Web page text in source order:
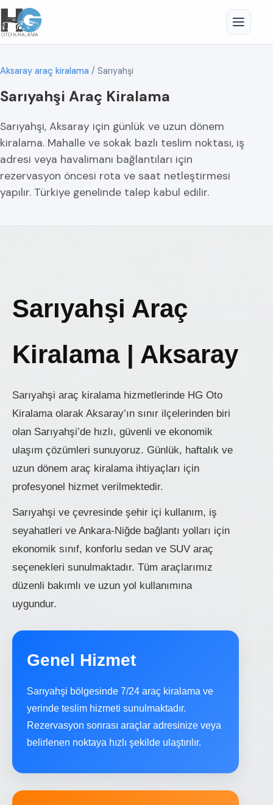
Aksaray araç kiralama / Sarıyahşi
Sarıyahşi Araç Kiralama
Sarıyahşi, Aksaray için günlük ve uzun dönem
kiralama. Mahalle ve sokak bazlı teslim noktası, iş
adresi veya havalimanı bağlantıları için
rezervasyon öncesi rota ve saat netleştirmesi
yapılır. Türkiye genelinde talep kabul edilir.
Sarıyahşi Araç
Kiralama | Aksaray
Sarıyahşi araç kiralama hizmetlerinde HG Oto
Kiralama olarak Aksaray’ın sınır ilçelerinden biri
olan Sarıyahşi’de hızlı, güvenli ve ekonomik
ulaşım çözümleri sunuyoruz. Günlük, haftalık ve
uzun dönem araç kiralama ihtiyaçları için
profesyonel hizmet verilmektedir.
Sarıyahşi ve çevresinde şehir içi kullanım, iş
seyahatleri ve Ankara-Niğde bağlantı yolları için
ekonomik sınıf, konforlu sedan ve SUV araç
seçenekleri sunulmaktadır. Tüm araçlarımız
düzenli bakımlı ve uzun yol kullanımına
uygundur.
Genel Hizmet
Sarıyahşi bölgesinde 7/24 araç kiralama ve
yerinde teslim hizmeti sunulmaktadır.
Rezervasyon sonrası araçlar adresinize veya
belirlenen noktaya hızlı şekilde ulaştırılır.